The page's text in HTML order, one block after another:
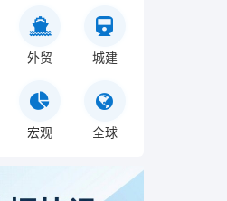
外贸 城建
宏观 全球